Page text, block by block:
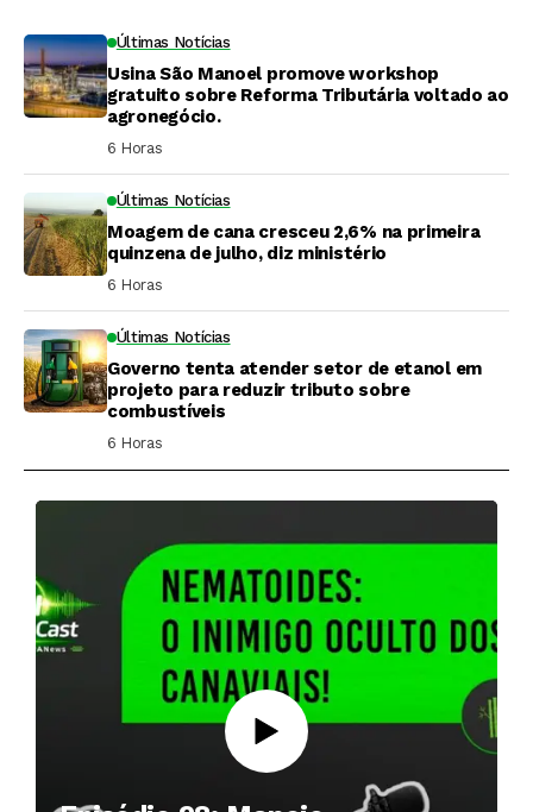
Últimas Notícias
Usina São Manoel promove workshop
gratuito sobre Reforma Tributária voltado ao
agronegócio.
6 Horas ⁮
Últimas Notícias
Moagem de cana cresceu 2,6% na primeira
quinzena de julho, diz ministério
6 Horas ⁮
Últimas Notícias
Governo tenta atender setor de etanol em
projeto para reduzir tributo sobre
combustíveis
6 Horas ⁮